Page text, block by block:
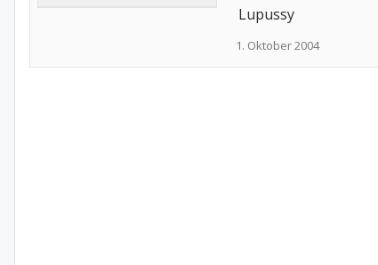
Lupussy
1. Oktober 2004